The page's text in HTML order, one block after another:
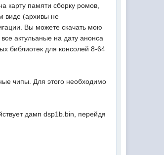
карту памяти сборку ромов,
виде (архивы не
Вы можете скачать мою
актульаные на дату анонса
библиотек для консолей 8-64
чипы. Для этого необходимо
дамп dsp1b.bin, перейдя